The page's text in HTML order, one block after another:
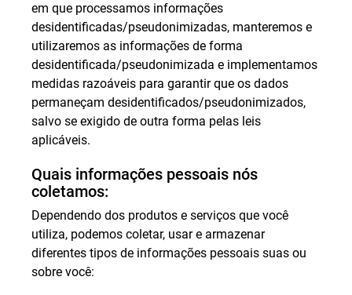
em que processamos informações
desidentificadas/pseudonimizadas, manteremos e
utilizaremos as informações de forma
desidentificada/pseudonimizada e implementamos
medidas razoáveis para garantir que os dados
permaneçam desidentificados/pseudonimizados,
salvo se exigido de outra forma pelas leis
aplicáveis.
Quais informações pessoais nós
coletamos:
Dependendo dos produtos e serviços que você
utiliza, podemos coletar, usar e armazenar
diferentes tipos de informações pessoais suas ou
sobre você: